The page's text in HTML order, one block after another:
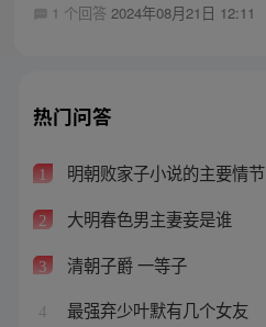
1 个回答 2024年08月21日 12:11
热门问答
1 明朝败家子小说的主要情节
2 大明春色男主妻妾是谁
3 清朝子爵 一等子
4 最强弃少叶默有几个女友